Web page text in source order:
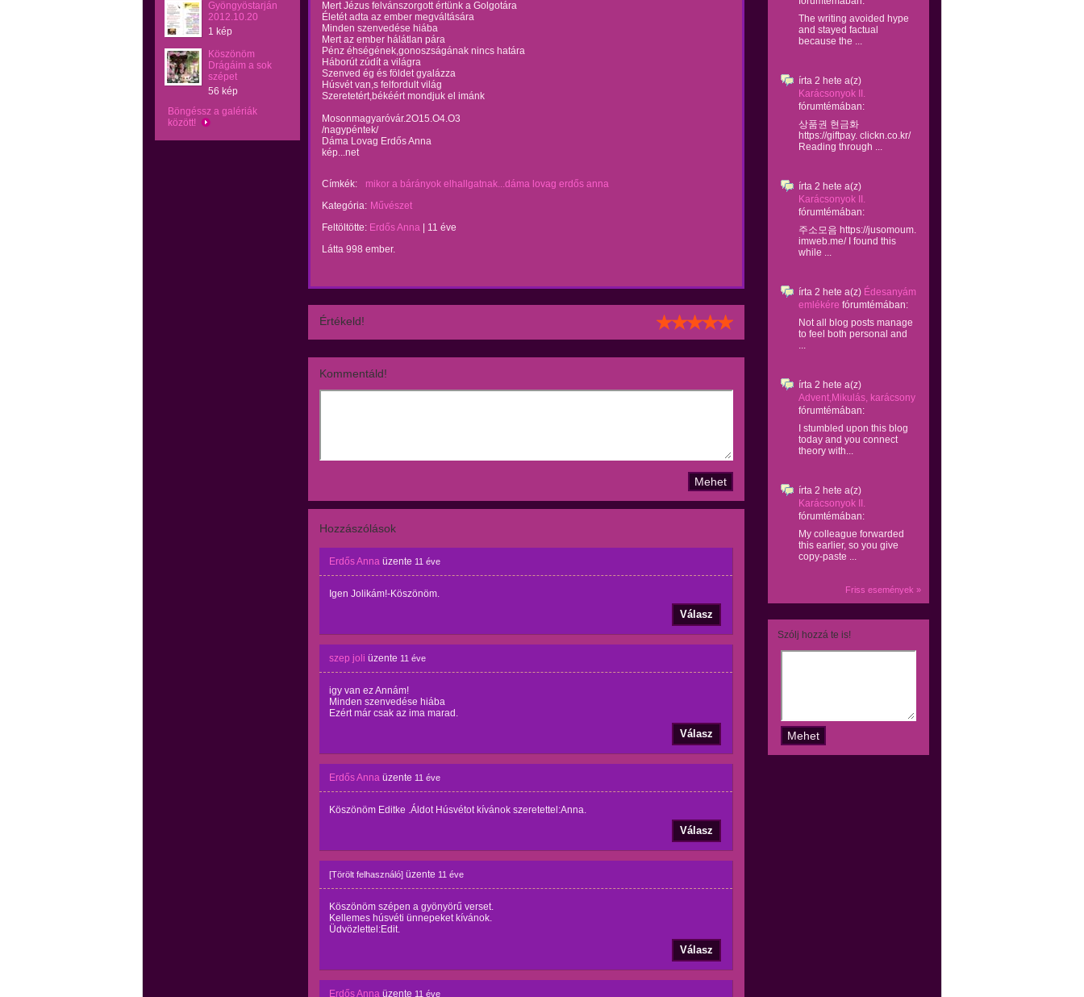
Gyöngyöstarján
2012.10.20
1 kép
Köszönöm
Drágáim a sok
szépet
56 kép
Böngéssz a galériák
között!
Mert Jézus felvánszorgott értünk a Golgotára
Életét adta az ember megváltására
Minden szenvedése hiába
Mert az ember hálátlan pára
Pénz éhségének,gonoszságának nincs határa
Háborút zúdít a világra
Szenved ég és földet gyalázza
Húsvét van,s felfordult világ
Szeretetért,békéért mondjuk el imánk
Mosonmagyaróvár.2O15.O4.O3
/nagypéntek/
Dáma Lovag Erdős Anna
kép...net
Címkék:
mikor a bárányok elhallgatnak...dáma lovag erdős anna
Kategória: Művészet
Feltöltötte: Erdős Anna
11 éve
Látta 998 ember.
Értékeld!
Kommentáld!
Hozzászólások
Erdős Anna üzente 11 éve
Igen Jolikám!-Köszönöm.
Válasz
szep joli üzente 11 éve
igy van ez Annám!
Minden szenvedése hiába
Ezért már csak az ima marad.
Válasz
Erdős Anna üzente 11 éve
Köszönöm Editke .Áldot Húsvétot kívánok szeretettel:Anna.
Válasz
[Törölt felhasználó] üzente 11 éve
Köszönöm szépen a gyönyörű verset.
Kellemes húsvéti ünnepeket kívánok.
Üdvözlettel:Edit.
Válasz
Erdős Anna üzente 11 éve
The writing avoided hype
and stayed factual
because the ...
írta 2 hete a(z)
Karácsonyok II.
fórumtémában:
상품권 현금화
https://giftpay. clickn.co.kr/
Reading through ...
írta 2 hete a(z)
Karácsonyok II.
fórumtémában:
주소모음 https://jusomoum.
imweb.me/ I found this
while ...
írta 2 hete a(z) Édesanyám
emlékére fórumtémában:
Not all blog posts manage
to feel both personal and
...
írta 2 hete a(z)
Advent,Mikulás, karácsony
fórumtémában:
I stumbled upon this blog
today and you connect
theory with...
írta 2 hete a(z)
Karácsonyok II.
fórumtémában:
My colleague forwarded
this earlier, so you give
copy-paste ...
Friss események »
Szólj hozzá te is!